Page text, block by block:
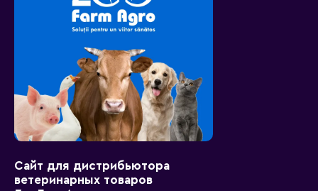
Сайт для дистрибьютора
ветеринарных товаров